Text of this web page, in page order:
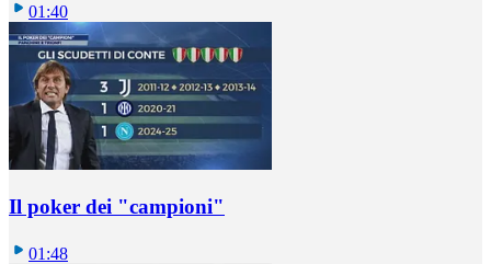
01:40
Il poker dei "campioni"
01:48